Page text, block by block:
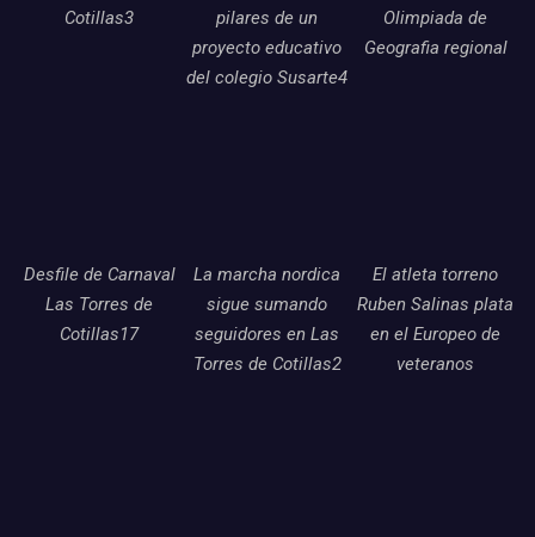
Cotillas3
pilares de un
proyecto educativo
del colegio Susarte4
Olimpiada de
Geografia regional
Desfile de Carnaval
Las Torres de
Cotillas17
La marcha nordica
sigue sumando
seguidores en Las
Torres de Cotillas2
El atleta torreno
Ruben Salinas plata
en el Europeo de
veteranos